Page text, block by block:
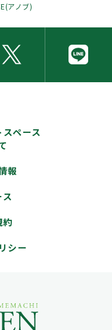
アノブ)
ペース
報
約
シー